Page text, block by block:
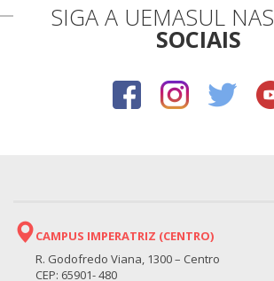
SIGA A UEMASUL NAS
SOCIAIS
CAMPUS IMPERATRIZ (CENTRO)
R. Godofredo Viana, 1300 – Centro
CEP: 65901- 480